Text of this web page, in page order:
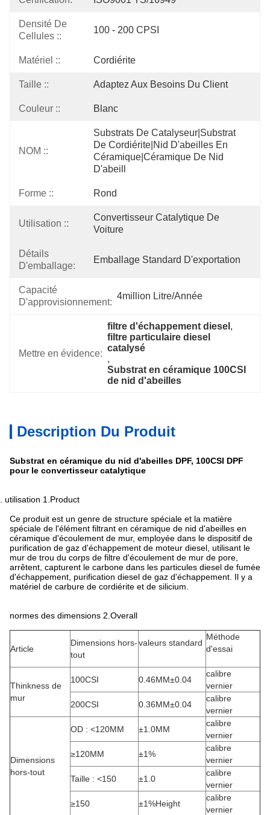
Densité De
Cellules ::
100 - 200 CPSI
Matériel :: Cordiérite
Taille :: Adaptez Aux Besoins Du Client
Couleur :: Blanc
NOM ::
Substrats De Catalyseur|substrat
De Cordiérite|nid D'abeilles En
Céramique|céramique De Nid
D'abeill
Forme :: Rond
Utilisation ::
Convertisseur Catalytique De
Voiture
Détails
D'emballage:
Emballage Standard D'exportation
Capacité
D'approvisionnement:
4million Litre/année
Mettre en évidence:
filtre d'échappement diesel ,
filtre particulaire diesel
catalysé
,
Substrat en céramique 100CSI
de nid d'abeilles
Description Du Produit
Substrat en céramique du nid d'abeilles DPF, 100CSI DPF
pour le convertisseur catalytique
utilisation 1.Product
Ce produit est un genre de structure spéciale et la matière
spéciale de l'élément filtrant en céramique de nid d'abeilles en
céramique d'écoulement de mur, employée dans le dispositif de
purification de gaz d'échappement de moteur diesel, utilisant le
mur de trou du corps de filtre d'écoulement de mur de pore,
arrêtent, capturent le carbone dans les particules diesel de fumée
d'échappement, purification diesel de gaz d'échappement. Il y a
matériel de carbure de cordiérite et de silicium.
normes des dimensions 2.Overall
Article
Dimensions hors-
tout
valeurs standard
Méthode
d'essai
Thinkness de
mur
100CSI 0.46MM±0.04
calibre
vernier
200CSI
0.36MM±0.04
calibre
vernier
Dimensions
hors-tout
OD : <120MM ±1.0MM
calibre
vernier
≥120MM
±1%
calibre
vernier
Taille : <150
±1.0
calibre
vernier
≥150
±1%Height
calibre
vernier